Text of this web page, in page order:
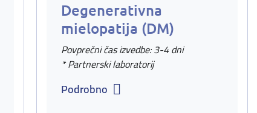
Degenerativna
mielopatija (DM)
Povprečni čas izvedbe: 3-4 dni
* Partnerski laboratorij
Podrobno